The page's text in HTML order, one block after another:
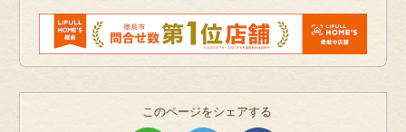
このページをシェアする